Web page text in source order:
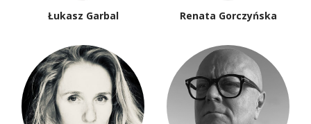
Łukasz Garbal Renata Gorczyńska